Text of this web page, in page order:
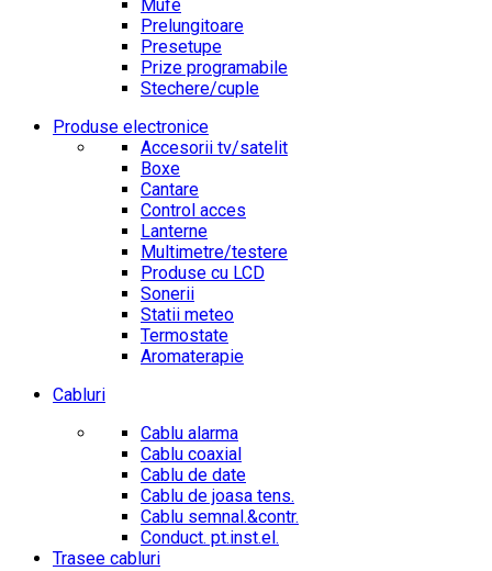
Mufe
Prelungitoare
Presetupe
Prize programabile
Stechere/cuple
Produse electronice
Accesorii tv/satelit
Boxe
Cantare
Control acces
Lanterne
Multimetre/testere
Produse cu LCD
Sonerii
Statii meteo
Termostate
Aromaterapie
Cabluri
Cablu alarma
Cablu coaxial
Cablu de date
Cablu de joasa tens.
Cablu semnal.&contr.
Conduct. pt.inst.el.
Trasee cabluri